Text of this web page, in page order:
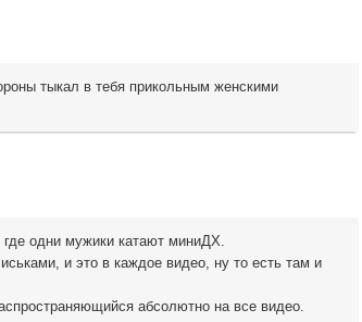
тыкал в тебя прикольным женскими
одни мужики катают миниДХ.
и это в каждое видео, ну то есть там и
абсолютно на все видео.